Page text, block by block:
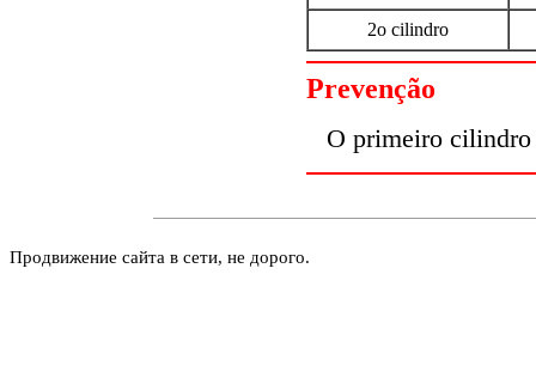
2o cilindro
Prevenção
O primeiro
Продвижение сайта в сети, не дорого.